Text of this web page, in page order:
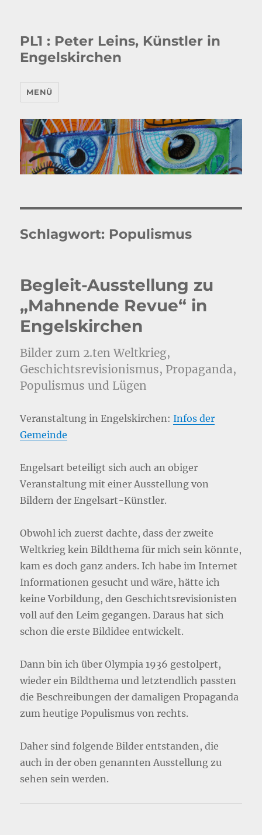
PL1 : Peter Leins, Künstler in
Engelskirchen
MENÜ
Schlagwort: Populismus
Begleit-Ausstellung zu
„Mahnende Revue“ in
Engelskirchen
Bilder zum 2.ten Weltkrieg,
Geschichtsrevisionismus, Propaganda,
Populismus und Lügen
Veranstaltung in Engelskirchen:Infos der
Gemeinde
Engelsart beteiligt sich auch an obiger
Veranstaltung mit einer Ausstellung von
Bildern der Engelsart-Künstler.
Obwohl ich zuerst dachte, dass der zweite
Weltkrieg kein Bildthema für mich sein könnte,
kam es doch ganz anders. Ich habe im Internet
Informationen gesucht und wäre, hätte ich
keine Vorbildung, den Geschichtsrevisionisten
voll auf den Leim gegangen. Daraus hat sich
schon die erste Bildidee entwickelt.
Dann bin ich über Olympia 1936 gestolpert,
wieder ein Bildthema und letztendlich passten
die Beschreibungen der damaligen Propaganda
zum heutige Populismus von rechts.
Daher sind folgende Bilder entstanden, die
auch in der oben genannten Ausstellung zu
sehen sein werden.